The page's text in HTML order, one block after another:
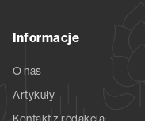
Informacje
O nas
Artykuły